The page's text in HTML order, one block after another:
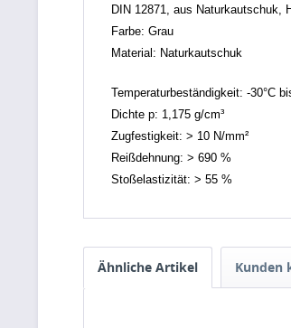
DIN 12871, aus Naturkautschuk,
Farbe: Grau
Material: Naturkautschuk
Temperaturbeständigkeit: -30°C
Dichte p: 1,175 g/cm³
Zugfestigkeit: > 10 N/mm²
Reißdehnung: > 690 %
Stoßelastizität: > 55 %
Ähnliche Artikel Kunden